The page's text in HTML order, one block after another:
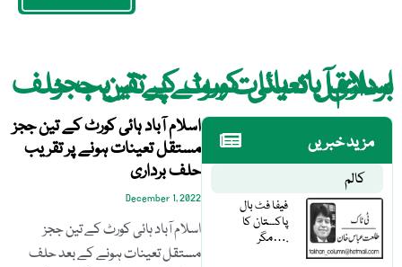
اسلام آباد ہائی کورٹ کے تین ججز مستقل تعینات ہونے پر تقریب حلف برداری
مزید خبریں
کالم
فیفا فٹ بال
پاکستان کا
مگر….
اسلام آباد ہائی کورٹ کے تین ججز
مستقل تعینات ہونے پر تقریب
حلف برداری
December 1, 2022
اسلام آباد ہائی کورٹ کے تین ججز
مستقل تعینات ہونے کے بعد حلف